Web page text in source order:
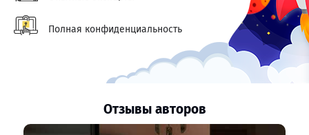
Полная конфиденциальность
Отзывы авторов